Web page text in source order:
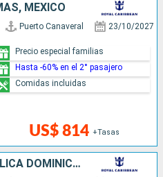
MÉXICO
Puerto Canaveral 23/10/2027
US$ 814 +Tasas
Precio especial familias
Hasta -60% en el 2° pasajero
Comidas incluidas
ESTADOS UNIDOS, REPÚBLICA DOMINICANA, BAHAMAS